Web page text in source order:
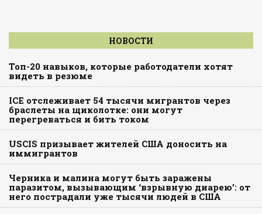
НОВОСТИ
Топ-20 навыков, которые работодатели хотят
видеть в резюме
ICE отслеживает 54 тысячи мигрантов через
браслеты на щиколотке: они могут
перегреваться и бить током
USCIS призывает жителей США доносить на
иммигрантов
Черника и малина могут быть заражены
паразитом, вызывающим ‘взрывную диарею’: от
него пострадали уже тысячи людей в США